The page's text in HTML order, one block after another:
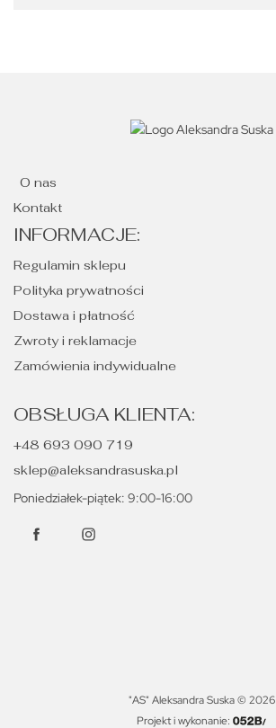
O nas
Kontakt
INFORMACJE:
Regulamin sklepu
Polityka prywatności
Dostawa i płatność
Zwroty i reklamacje
Zamówienia indywidualne
OBSŁUGA KLIENTA:
+48 693 090 719
sklep@aleksandrasuska.pl
Poniedziałek-piątek: 9:00-16:00
"AS" Aleksandra Suska © 2026
Projekt i wykonanie: